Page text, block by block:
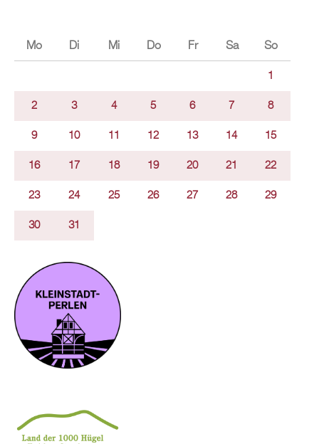
Mo Di Mi Do Fr Sa So
1
2 3 4 5 6 7 8
9 10 11 12 13 14 15
16 17 18 19 20 21 22
23 24 25 26 27 28 29
30 31